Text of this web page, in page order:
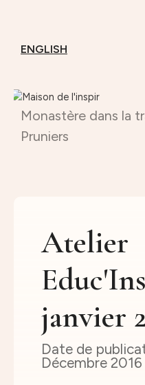
ENGLISH
Monastère dans la
Pruniers
Atelier
janvier
Décembre 2016